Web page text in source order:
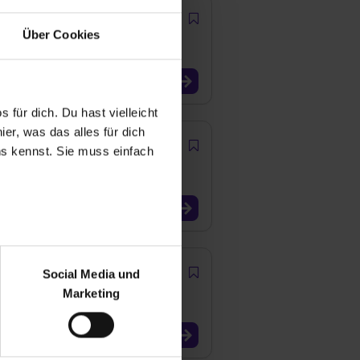
Über Cookies
für dich. Du hast vielleicht
was das alles für dich
kennst. Sie muss einfach
bei Benutzung der
zu analysieren
soziale Medien, Werbung
Marketing“). Unsere
bereitgestellt hast oder die
Social Media und
Marketing